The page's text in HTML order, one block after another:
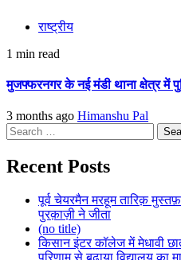
राष्ट्रीय
1 min read
मुजफ्फरनगर के नई मंडी थाना क्षेत्र में
3 months ago Himanshu Pal
Search
for:
Recent Posts
पूर्व चेयरमैन मरहूम तारिक़
पुरक़ाज़ी ने जीता
(no title)
किसान इंटर कॉलेज में मेधावी
परिणाम से बढ़ाया विद्यालय का